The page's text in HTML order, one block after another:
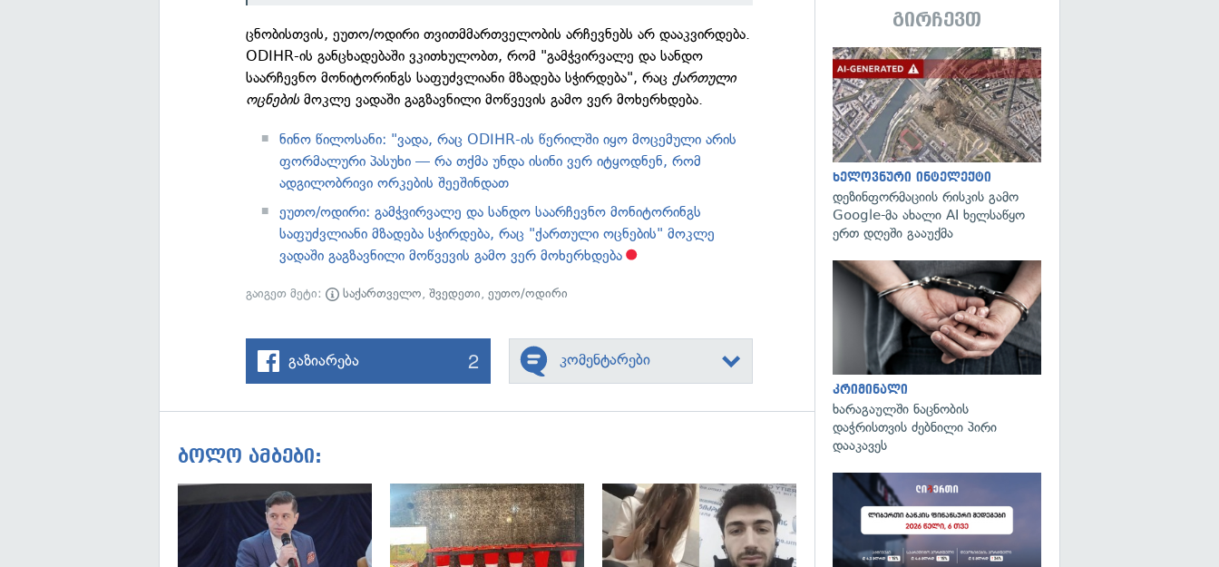
ცნობისთვის, ეუთო/ოდირი თვითმმართველობის არჩევნებს არ დააკვირდება.
ODIHR-ის განცხადებაში ვკითხულობთ, რომ "გამჭვირვალე და სანდო
საარჩევნო მონიტორინგს საფუძვლიანი მზადება სჭირდება", რაცქართული
ოცნებისმოკლე ვადაში გაგზავნილი მოწვევის გამო ვერ მოხერხდება.
ნინო წილოსანი: "ვადა, რაც ODIHR-ის წერილში იყო მოცემული არის
ფორმალური პასუხი — რა თქმა უნდა ისინი ვერ იტყოდნენ, რომ
ადგილობრივი ორკების შეეშინდათ
ეუთო/ოდირი: გამჭვირვალე და სანდო საარჩევნო მონიტორინგს
საფუძვლიანი მზადება სჭირდება, რაც "ქართული ოცნების" მოკლე
ვადაში გაგზავნილი მოწვევის გამო ვერ მოხერხდება
გაიგეთ მეტი: საქართველო,შვედეთი,ეუთო/ოდირი
გაზიარება 2 კომენტარები
ბოლო ამბები:
გადახედვა გადახედვა გადახედვა
გირჩევთ
ხელოვნური ინტელექტი
დეზინფორმაციის რისკის გამო
Google-მა ახალი AI ხელსაწყო
ერთ დღეში გააუქმა
კრიმინალი
ხარაგაულში ნაცნობის
დაჭრისთვის ძებნილი პირი
დააკავეს